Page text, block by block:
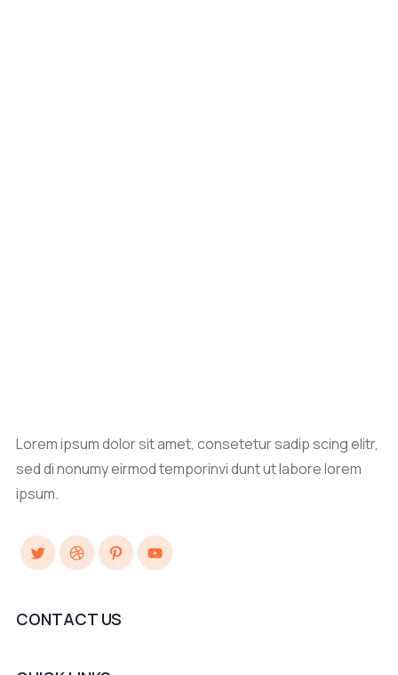
Lorem ipsum dolor sit amet, consetetur sadip scing elitr,
sed di nonumy eirmod temporinvi dunt ut labore lorem
ipsum.
TwitterDribbblePinterestYouTube
CONTACT US